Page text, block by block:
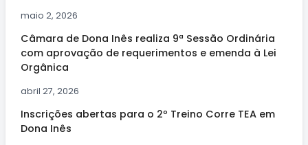
maio 2, 2026
Câmara de Dona Inês realiza 9ª Sessão Ordinária
com aprovação de requerimentos e emenda à Lei
Orgânica
abril 27, 2026
Inscrições abertas para o 2º Treino Corre TEA em
Dona Inês